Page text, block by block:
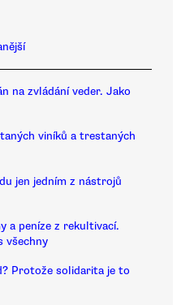
na zvládání veder. Jako
viníků a trestaných
jen jedním z nástrojů
a peníze z rekultivací.
všechny
Protože solidarita je to